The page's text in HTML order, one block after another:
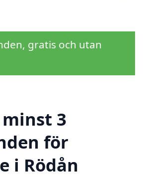
gratis och utan
3
för
i Rödån